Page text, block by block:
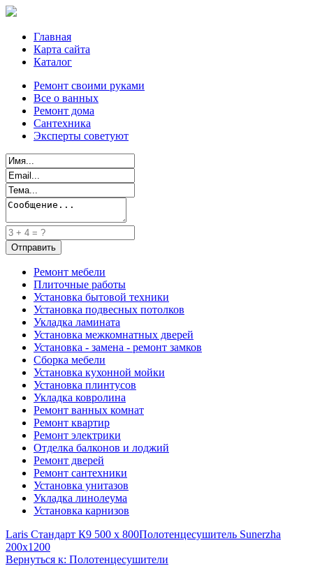
Главная
Карта сайта
Каталог
Ремонт своими руками
Все о ванных
Ремонт дома
Сантехника
Эксперты советуют
Ремонт мебели
Плиточные работы
Установка бытовой техники
Установка подвесных потолков
Укладка ламината
Установка межкомнатных дверей
Установка - замена - ремонт замков
Сборка мебели
Установка кухонной мойки
Установка плинтусов
Укладка ковролина
Ремонт ванных комнат
Ремонт квартир
Ремонт электрики
Отделка балконов и лоджий
Ремонт дверей
Ремонт сантехники
Установка унитазов
Укладка линолеума
Установка карнизов
Laris Стандарт К9 500 х 800Полотенцесушитель Sunerzha
200x1200
Вернуться к: Полотенцесушители